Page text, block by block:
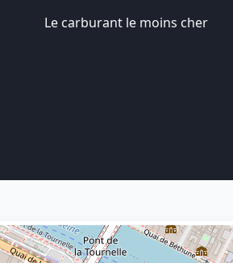
Le carburant le moins cher